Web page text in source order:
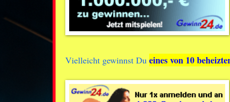
Vielleicht gewinnst Du eines von 10